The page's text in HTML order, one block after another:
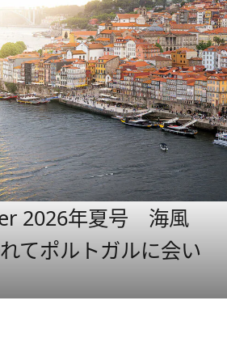
2026年夏号 海風
てポルトガルに会い